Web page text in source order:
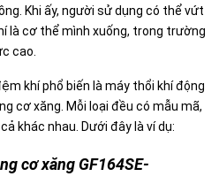
Khi ấy, người sử dụng có thể vứt
là cơ thể mình xuống, trong trường
cao.
khí phổ biến là máy thổi khí động
cơ xăng. Mỗi loại đều có mẫu mã,
khác nhau. Dưới đây là ví dụ:
cơ xăng GF164SE-